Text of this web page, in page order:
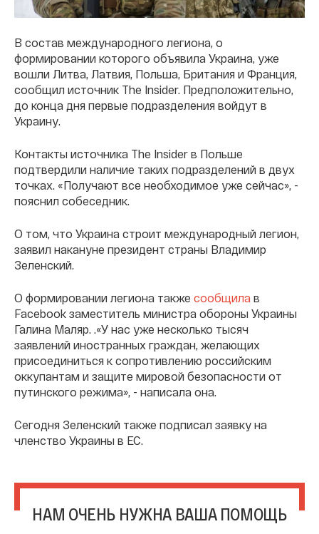
В состав международного легиона, о
формировании которого объявила Украина, уже
вошли Литва, Латвия, Польша, Британия и Франция,
сообщил источник The Insider. Предположительно,
до конца дня первые подразделения войдут в
Украину.
Контакты источника The Insider в Польше
подтвердили наличие таких подразделений в двух
точках. «Получают все необходимое уже сейчас», -
пояснил собеседник.
О том, что Украина строит международный легион,
заявил накануне президент страны Владимир
Зеленский.
О формировании легиона также сообщила в
Facebook заместитель министра обороны Украины
Галина Маляр. .«У нас уже несколько тысяч
заявлений иностранных граждан, желающих
присоединиться к сопротивлению российским
оккупантам и защите мировой безопасности от
путинского режима», - написала она.
Сегодня Зеленский также подписал заявку на
членство Украины в ЕС.
НАМ ОЧЕНЬ НУЖНА ВАША ПОМОЩЬ